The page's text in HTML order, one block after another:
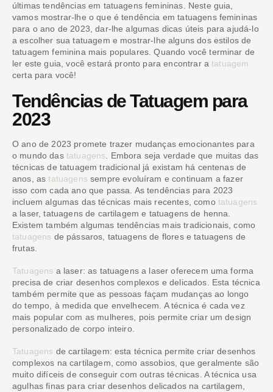
últimas tendências em tatuagens femininas. Neste guia,
vamos mostrar-lhe o que é tendência em tatuagens femininas
para o ano de 2023, dar-lhe algumas dicas úteis para ajudá-lo
a escolher sua tatuagem e mostrar-lhe alguns dos estilos de
tatuagem feminina mais populares. Quando você terminar de
ler este guia, você estará pronto para encontrar atatuagem
certa para você!
Tendências de Tatuagem para
2023
O ano de 2023 promete trazer mudanças emocionantes para
o mundo das tatuagens. Embora seja verdade que muitas das
técnicas de tatuagem tradicional já existam há centenas de
anos, astatuagens sempre evoluíram e continuam a fazer
isso com cada ano que passa. As tendências para 2023
incluem algumas das técnicas mais recentes, como tatuagens
a laser, tatuagens de cartilagem e tatuagens de henna.
Existem também algumas tendências mais tradicionais, como
tatuagens de pássaros, tatuagens de flores e tatuagens de
frutas.
Tatuagens a laser: as tatuagens a laser oferecem uma forma
precisa de criar desenhos complexos e delicados. Esta técnica
também permite que as pessoas façam mudanças ao longo
do tempo, à medida que envelhecem. A técnica é cada vez
mais popular com as mulheres, pois permite criar um design
personalizado de corpo inteiro.
Tatuagens de cartilagem: esta técnica permite criar desenhos
complexos na cartilagem, como assobios, que geralmente são
muito difíceis de conseguir com outras técnicas. A técnica usa
agulhas finas para criar desenhos delicados na cartilagem,